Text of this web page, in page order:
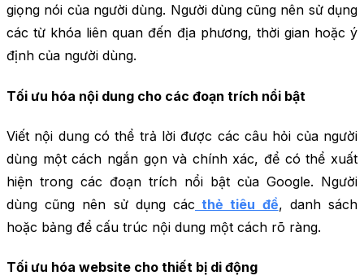
giọng nói của người dùng. Người dùng cũng nên sử dụng
các từ khóa liên quan đến địa phương, thời gian hoặc ý
định của người dùng.
Tối ưu hóa nội dung cho các đoạn trích nổi bật
Viết nội dung có thể trả lời được các câu hỏi của người
dùng một cách ngắn gọn và chính xác, để có thể xuất
hiện trong các đoạn trích nổi bật của Google. Người
dùng cũng nên sử dụng các thẻ tiêu đề, danh sách
hoặc bảng để cấu trúc nội dung một cách rõ ràng.
Tối ưu hóa website cho thiết bị di động